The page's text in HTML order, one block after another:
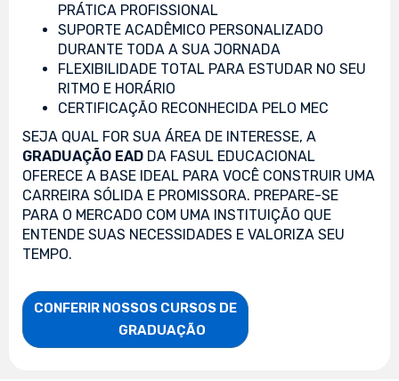
PRÁTICA PROFISSIONAL
SUPORTE ACADÊMICO PERSONALIZADO
DURANTE TODA A SUA JORNADA
FLEXIBILIDADE TOTAL PARA ESTUDAR NO SEU
RITMO E HORÁRIO
CERTIFICAÇÃO RECONHECIDA PELO MEC
SEJA QUAL FOR SUA ÁREA DE INTERESSE, A
GRADUAÇÃO EAD DA FASUL EDUCACIONAL
OFERECE A BASE IDEAL PARA VOCÊ CONSTRUIR UMA
CARREIRA SÓLIDA E PROMISSORA. PREPARE-SE
PARA O MERCADO COM UMA INSTITUIÇÃO QUE
ENTENDE SUAS NECESSIDADES E VALORIZA SEU
TEMPO.
CONFERIR NOSSOS CURSOS DE
                    GRADUAÇÃO